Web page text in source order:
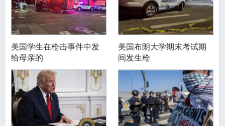
美国学生在枪击事件中发
给母亲的
美国布朗大学期末考试期
间发生枪